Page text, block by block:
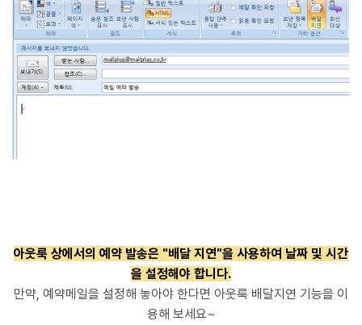
아웃룩 상에서의 예약 발송은 "배달 지연"을 사용하여 날짜 및 시간
을 설정해야 합니다.
만약, 예약메일을 설정해 놓아야 한다면 아웃룩 배달지연 기능을 이
용해 보세요~